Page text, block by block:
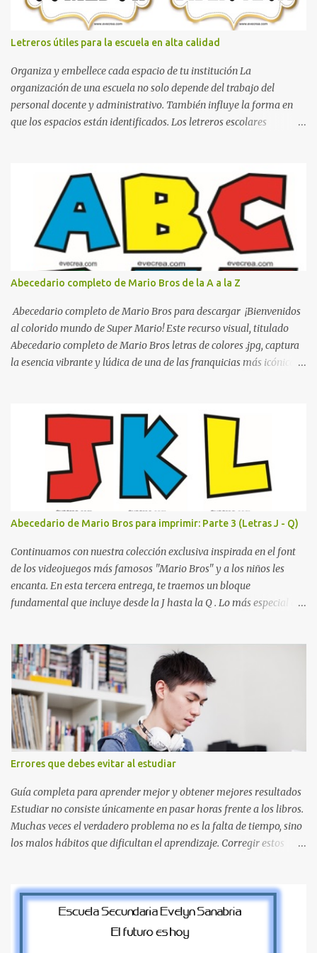
Letreros útiles para la escuela en alta calidad
Organiza y embellece cada espacio de tu institución La
organización de una escuela no solo depende del trabajo del
personal docente y administrativo. También influye la forma en
que los espacios están identificados. Los letreros escolares
decorativo que hace que la institución luzca más ordenada,
moderna y acogedora. Pensando en esta necesidad, he diseñado
una colección de letreros útiles para la escuela con un estilo
elegante, fácil de leer y listo para imprimir en alta calidad. Su
diseño busca combinar funcionalidad y estética, logrando que
cualquier institución educativa proyecte una imagen más
organizada y profesional. ¿Por qué son importantes los letreros
escolares? En una escuela conviven diariamente cientos de
personas. Para quienes visitan la institución por primera vez,
encontrar la biblioteca, la dirección o un aula específica puede
resultar c...
Abecedario completo de Mario Bros de la A a la Z
Abecedario completo de Mario Bros para descargar ¡Bienvenidos
al colorido mundo de Super Mario! Este recurso visual, titulado
Abecedario completo de Mario Bros letras de colores .jpg, captura
la esencia vibrante y lúdica de una de las franquicias más icónicas
tipografía clásica y robusta que los fans han reconocido por
décadas. En esta primera sección, el abecedario nos presenta:
Identidad Visual: Un diseño de bloques con bordes negros gruesos
que resaltan sobre cualquier fondo. Paleta de Colores: Una
secuencia dinámica que alterna entre el rojo de Mario, el verde de
Luigi, y los tonos azul y amarillo clásicos de los elementos del
juego. Contenido Actual: La imagen muestra la organización desde
la letra A hasta la M, estableciendo el estilo geométrico y divertido
que define a toda la colección. Primera parte del juego de letras
in...
Abecedario de Mario Bros para imprimir: Parte 3 (Letras J - Q)
Continuamos con nuestra colección exclusiva inspirada en el font
de los videojuegos más famosos "Mario Bros" y a los niños les
encanta. En esta tercera entrega, te traemos un bloque
fundamental que incluye desde la J hasta la Q . Lo más especial de
desde la J hasta la Q ¿Qué incluye este bloque de letras? En esta
sección de evecrea.com , encontrarás imágenes individuales en alta
resolución de las siguientes letras: Letras vibrantes : La J y la M en
el clásico rojo de la gorra de Mario. Tonos azules : La K y la Ñ , que
destacan por su diseño limpio y audaz. Colores secundarios : La L y
la Q en amarillo brillante, junto con la N y la P en un verde
inspirado en los niveles de los juegos. Formas icónicas : No te
pierdas la letra O , diseñada con ese estilo geométrico tan carac...
Errores que debes evitar al estudiar
Guía completa para aprender mejor y obtener mejores resultados
Estudiar no consiste únicamente en pasar horas frente a los libros.
Muchas veces el verdadero problema no es la falta de tiempo, sino
los malos hábitos que dificultan el aprendizaje. Corregir estos
exámenes, tareas y proyectos escolares. En esta guía descubrirás
cuáles son los errores más comunes al estudiar, por qué afectan tu
rendimiento y qué puedes hacer para evitarlos. Si eres estudiante